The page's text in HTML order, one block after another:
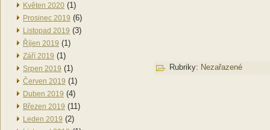
Květen 2020 (1)
Prosinec 2019 (6)
Listopad 2019 (3)
Říjen 2019 (1)
Září 2019 (1)
Srpen 2019 (1)
Červen 2019 (1)
Duben 2019 (4)
Březen 2019 (11)
Leden 2019 (2)
Rubriky: Nezařazené